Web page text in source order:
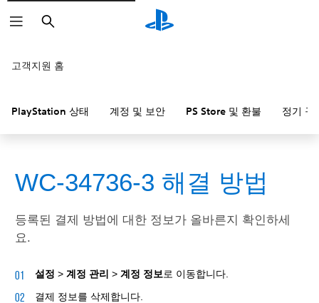
검
색
고객지원 홈
PlayStation 상태 계정 및 보안 PS Store 및 환불 정기 구
WC-34736-3 해결 방법
등록된 결제 방법에 대한 정보가 올바른지 확인하세
요.
설정 > 계정 관리 > 계정 정보 로 이동합니다.
결제 정보를 삭제합니다.